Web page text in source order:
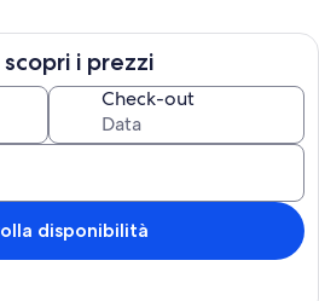
aria condizionata e TV. Le
cottura, lavastoviglie, forno, frigo
bollitore e macchina per
sospesi, phon, set cortesia e
Ogni appartamento ha un garage
lavanderia. Nel giardino comune,
i prezzi
Check-out
disponibilità